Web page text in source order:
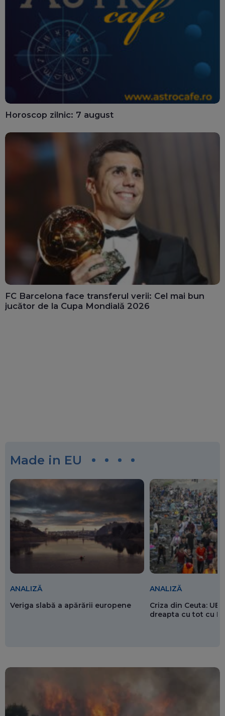
Horoscop zilnic: 7 august
FC Barcelona face transferul verii: Cel mai bun
jucător de la Cupa Mondială 2026
Made in EU
ANALIZĂ
Veriga slabă a apărării europene
ANALIZĂ
Criza din Ceuta: UE
dreapta cu tot cu